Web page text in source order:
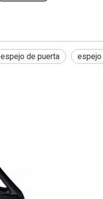
espejo de puerta espejo